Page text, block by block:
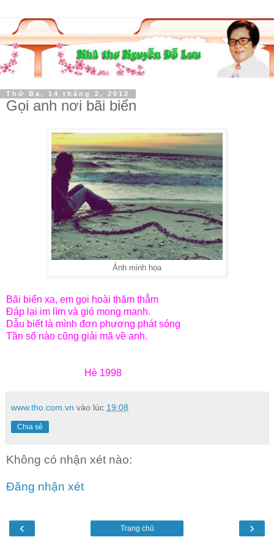
Thứ Ba, 14 tháng 2, 2012
Gọi anh nơi bãi biển
Ảnh minh họa
Bãi biển xa, em gọi hoài thăm thẳm
Đáp lại im lìm và gió mong manh.
Dẫu biết là mình đơn phương phát sóng
Tần số nào cũng giải mã về anh.
Hè 1998
www.tho.com.vn vào lúc 19:08
Chia sẻ
Không có nhận xét nào:
Đăng nhận xét
‹ ›
Trang chủ